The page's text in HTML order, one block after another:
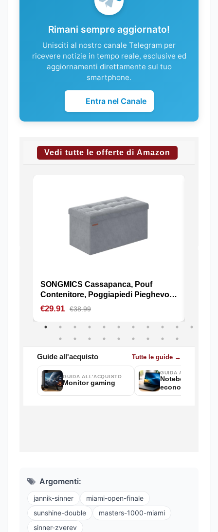
Rimani sempre aggiornato!
Unisciti al nostro canale Telegram per
ricevere notizie in tempo reale, esclusive ed
aggiornamenti direttamente sul tuo
smartphone.
Entra nel Canale
Argomenti:
jannik-sinner
miami-open-finale
sunshine-double
masters-1000-miami
sinner-zverev